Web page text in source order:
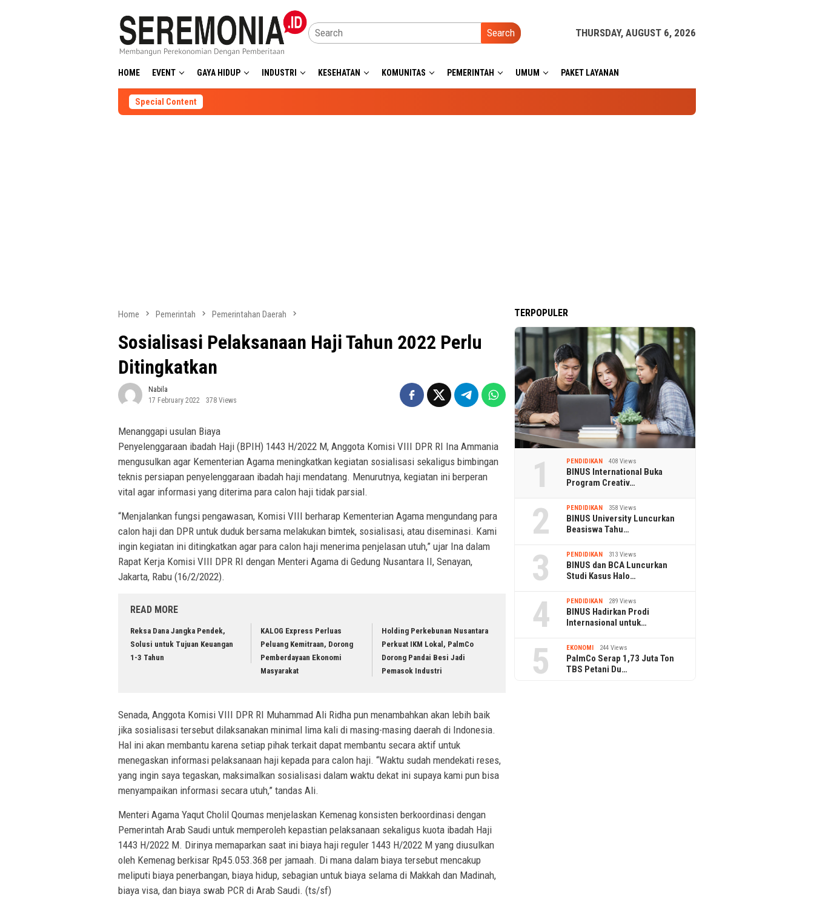
Search THURSDAY, AUGUST 6, 2026
HOME EVENT GAYA HIDUP INDUSTRI KESEHATAN KOMUNITAS PEMERINTAH UMUM PAKET LAYANAN
Special Content
Home Pemerintah Pemerintahan Daerah
Sosialisasi Pelaksanaan Haji Tahun 2022 Perlu
Ditingkatkan
Nabila
17 February 2022
378 Views
Menanggapi usulan Biaya
Penyelenggaraan ibadah Haji (BPIH) 1443 H/2022 M, Anggota Komisi VIII DPR RI Ina Ammania
mengusulkan agar Kementerian Agama meningkatkan kegiatan sosialisasi sekaligus bimbingan
teknis persiapan penyelenggaraan ibadah haji mendatang. Menurutnya, kegiatan ini berperan
vital agar informasi yang diterima para calon haji tidak parsial.
“Menjalankan fungsi pengawasan, Komisi VIII berharap Kementerian Agama mengundang para
calon haji dan DPR untuk duduk bersama melakukan bimtek, sosialisasi, atau diseminasi. Kami
ingin kegiatan ini ditingkatkan agar para calon haji menerima penjelasan utuh,” ujar Ina dalam
Rapat Kerja Komisi VIII DPR RI dengan Menteri Agama di Gedung Nusantara II, Senayan,
Jakarta, Rabu (16/2/2022).
READ MORE
Reksa Dana Jangka Pendek,
Solusi untuk Tujuan Keuangan
1-3 Tahun
KALOG Express Perluas
Peluang Kemitraan, Dorong
Pemberdayaan Ekonomi
Masyarakat
Holding Perkebunan Nusantara
Perkuat IKM Lokal, PalmCo
Dorong Pandai Besi Jadi
Pemasok Industri
Senada, Anggota Komisi VIII DPR RI Muhammad Ali Ridha pun menambahkan akan lebih baik
jika sosialisasi tersebut dilaksanakan minimal lima kali di masing-masing daerah di Indonesia.
Hal ini akan membantu karena setiap pihak terkait dapat membantu secara aktif untuk
menegaskan informasi pelaksanaan haji kepada para calon haji. “Waktu sudah mendekati reses,
yang ingin saya tegaskan, maksimalkan sosialisasi dalam waktu dekat ini supaya kami pun bisa
menyampaikan informasi secara utuh,” tandas Ali.
Menteri Agama Yaqut Cholil Qoumas menjelaskan Kemenag konsisten berkoordinasi dengan
Pemerintah Arab Saudi untuk memperoleh kepastian pelaksanaan sekaligus kuota ibadah Haji
1443 H/2022 M. Dirinya memaparkan saat ini biaya haji reguler 1443 H/2022 M yang diusulkan
oleh Kemenag berkisar Rp45.053.368 per jamaah. Di mana dalam biaya tersebut mencakup
meliputi biaya penerbangan, biaya hidup, sebagian untuk biaya selama di Makkah dan Madinah,
biaya visa, dan biaya swab PCR di Arab Saudi. (ts/sf)
TERPOPULER
1 PENDIDIKAN 408 Views
BINUS International Buka
Program Creativ…
2 PENDIDIKAN 358 Views
BINUS University Luncurkan
Beasiswa Tahu…
3 PENDIDIKAN 313 Views
BINUS dan BCA Luncurkan
Studi Kasus Halo…
4 PENDIDIKAN 289 Views
BINUS Hadirkan Prodi
Internasional untuk…
5 EKONOMI 244 Views
PalmCo Serap 1,73 Juta Ton
TBS Petani Du…